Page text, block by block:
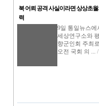
북 어뢰 공격 사실이라면 상상초
력
9일 통일뉴스에
세상연구소와
향군인회 주최
오전 국회 의 ...